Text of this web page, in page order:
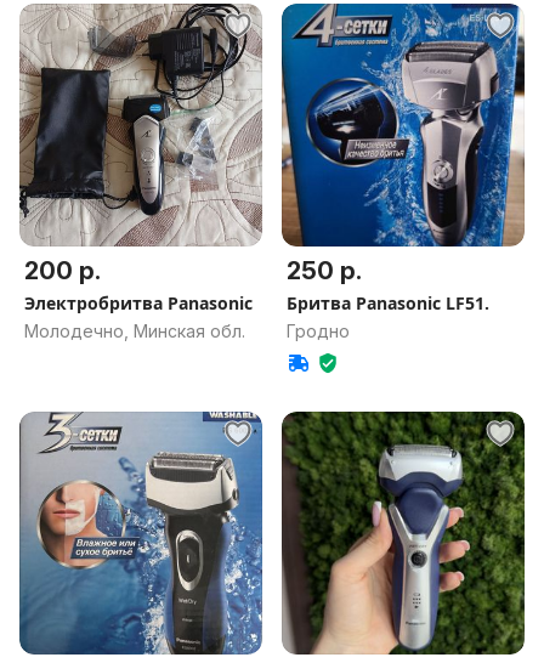
200 р.
Электробритва Panasonic
Молодечно, Минская обл.
250 р.
Бритва Panasonic LF51.
Гродно